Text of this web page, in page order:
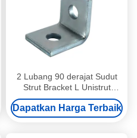
2 Lubang 90 derajat Sudut
Strut Bracket L Unistrut
Perak Galvanized Corner
Post
Dapatkan Harga Terbaik